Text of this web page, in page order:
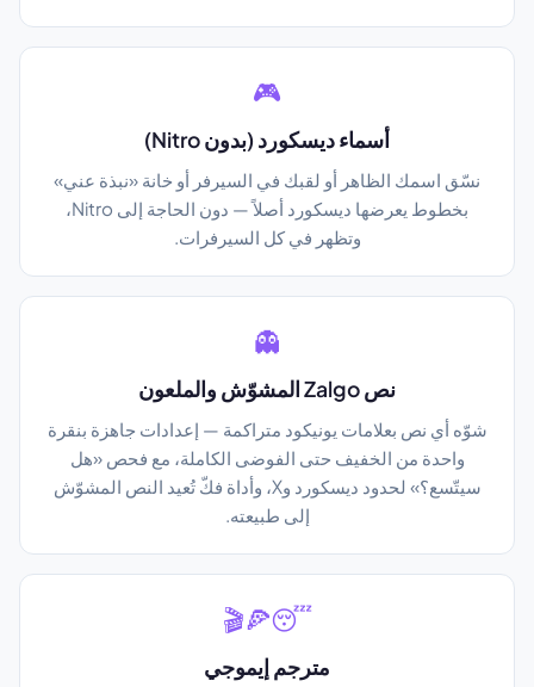
🎮
أسماء ديسكورد (بدون Nitro)
نسّق اسمك الظاهر أو لقبك في السيرفر أو خانة «نبذة عني»
بخطوط يعرضها ديسكورد أصلاً — دون الحاجة إلى Nitro،
وتظهر في كل السيرفرات.
👻
نص Zalgo المشوّش والملعون
شوّه أي نص بعلامات يونيكود متراكمة — إعدادات جاهزة بنقرة
واحدة من الخفيف حتى الفوضى الكاملة، مع فحص «هل
سيتّسع؟» لحدود ديسكورد وX، وأداة فكّ تُعيد النص المشوّش
إلى طبيعته.
😴🍕🎬
مترجم إيموجي